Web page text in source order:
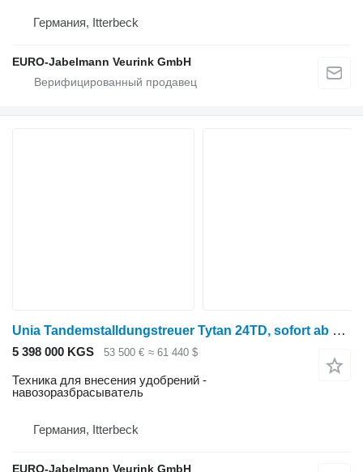
Германия, Itterbeck
EURO-Jabelmann Veurink GmbH
Unia Tandemstalldungstreuer Tytan 24TD, sofort ab Lager
5 398 000 KGS 53 500 € ≈ 61 440 $
Техника для внесения удобрений -
навозоразбрасыватель
Германия, Itterbeck
EURO-Jabelmann Veurink GmbH